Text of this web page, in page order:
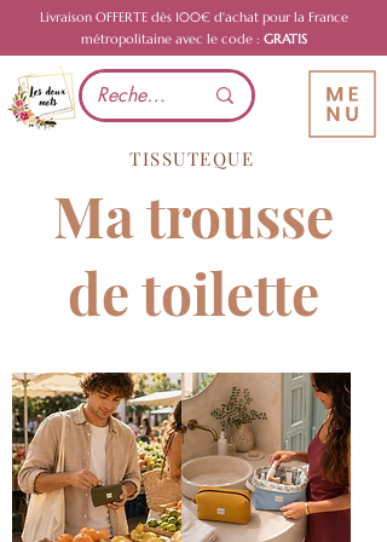
Livraison OFFERTE dès 100€ d'achat pour la France
métropolitaine avec le code : GRATIS
TISSUTEQUE
Ma trousse
de toilette